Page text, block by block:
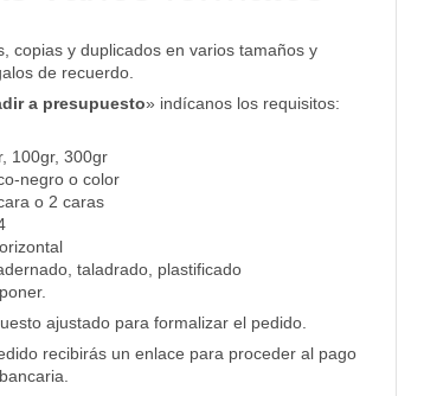
copias y duplicados en varios tamaños y
de recuerdo.
a presupuesto» indícanos los requisitos:
100gr, 300gr
negro o color
o 2 caras
taladrado, plastificado
ajustado para formalizar el pedido.
recibirás un enlace para proceder al pago